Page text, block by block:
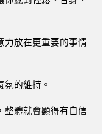
力放在更重要的事情
氛的維持。
整體就會顯得有自信